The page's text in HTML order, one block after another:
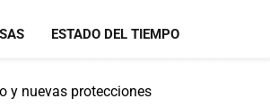
ESTADO DEL TIEMPO
y nuevas protecciones